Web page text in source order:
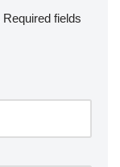
Required fields